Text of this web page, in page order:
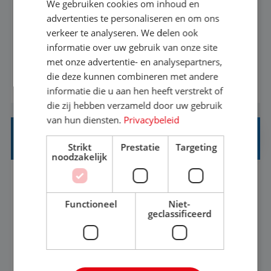
Met jouw ervaring in de reisbranche of
achtergrond in toerisme ben je klaar voor de
volgende stap. Vanaf je stoel reis je de hele
wereld over en speel je moeiteloos in op de
wensen van je team, je klant en wat er in de
reiswereld gebeurt. Met je enthousiasme weet je
klanten te overtuigen om die droomreis te
boeken! ...
BEKIJK VACATURE
REISADVISEUR ALLROUND
Aalsmeer, Noord-Holland, Nederland
33-36 uur
MBO
Een vakantie plannen is het leukste dat er is. Of
het nu voor jezelf is, of voor een ander: jij vindt
We gebruiken cookies om inhoud en
advertenties te personaliseren en om ons
verkeer te analyseren. We delen ook
informatie over uw gebruik van onze site
met onze advertentie- en analysepartners,
die deze kunnen combineren met andere
informatie die u aan hen heeft verstrekt of
die zij hebben verzameld door uw gebruik
van hun diensten. Privacybeleid
Strikt
noodzakelijk
Prestatie Targeting
Functioneel
Niet-
geclassificeerd